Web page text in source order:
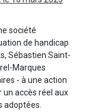
société
de handicap
Sébastien Saint-
Marques
- à une action
accès réel aux